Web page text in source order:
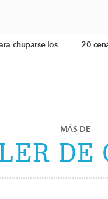
chuparse los
20
MÁS DE
DE